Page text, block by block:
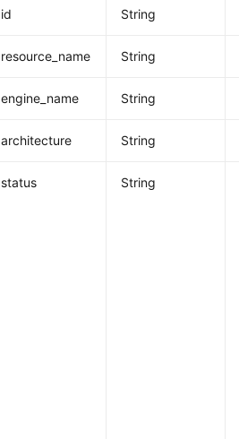
id String
resource_name String
engine_name String
architecture String
status String